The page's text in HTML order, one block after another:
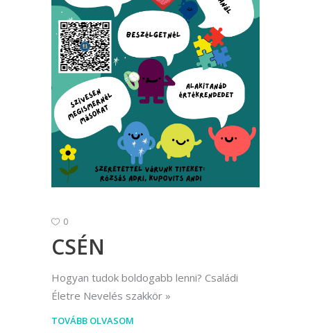
0
CSÉN
Hogyan tudok boldogabb lenni? Családi
Életre Nevelés szakkör
TOVÁBB OLVASOM